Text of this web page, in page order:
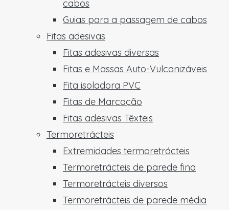
cabos
Guias para a passagem de cabos
Fitas adesivas
Fitas adesivas diversas
Fitas e Massas Auto-Vulcanizáveis
Fita isoladora PVC
Fitas de Marcação
Fitas adesivas Têxteis
Termoretrácteis
Extremidades termoretrácteis
Termoretrácteis de parede fina
Termoretrácteis diversos
Termoretrácteis de parede média